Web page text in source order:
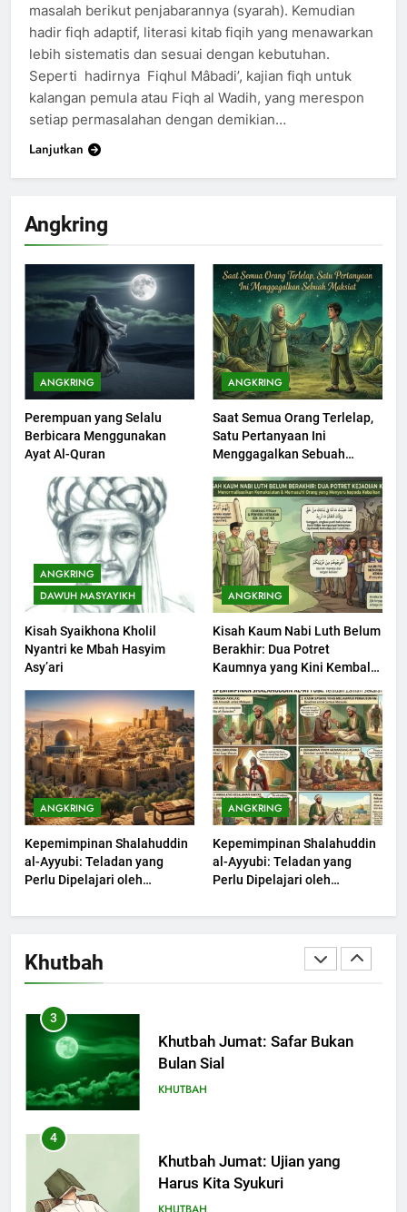
Angkring
ANGKRING
Perempuan yang Selalu
Berbicara Menggunakan
Ayat Al-Quran
ANGKRING
Saat Semua Orang Terlelap,
Satu Pertanyaan Ini
Menggagalkan Sebuah
ANGKRING
DAWUH MASYAYIKH
Kisah Syaikhona Kholil
Nyantri ke Mbah Hasyim
Asy’ari
ANGKRING
Kisah Kaum Nabi Luth Belum
Berakhir: Dua Potret
Kaumnya yang Kini Kembali
ANGKRING
Kepemimpinan Shalahuddin
al-Ayyubi: Teladan yang
Perlu Dipelajari oleh
(2)
ANGKRING
Kepemimpinan Shalahuddin
al-Ayyubi: Teladan yang
Perlu Dipelajari oleh
(1)
Khutbah
199
Khutbah Idul Fitri di Rumah
KHUTBAH
200
Khutbah jumat: Sejarah
Seebagai Pembangkit Jiwa
KHUTBAH
201
Khutbah Jumat : Supaya Amal
Bisa Diterima
KHUTBAH
202
Muharram Bulan Bersejarah
KHUTBAH
1
Khutbah Jumat: Melihat
Limpahan Nikmat Allah
KHUTBAH
Khutbah Jumat: Ketaatan,
Kebaikan dan Pengaruhnya
3
Khutbah Jumat: Safar Bukan
Bulan Sial
KHUTBAH
4
Khutbah Jumat: Ujian yang
Harus Kita Syukuri
masalah berikut penjabarannya (syarah). Kemudian
hadir fiqh adaptif, literasi kitab fiqih yang menawarkan
lebih sistematis dan sesuai dengan kebutuhan.
Seperti hadirnya Fiqhul Mâbadi’, kajian fiqh untuk
kalangan pemula atau Fiqh al Wadih, yang merespon
setiap permasalahan dengan demikian…
Lanjutkan